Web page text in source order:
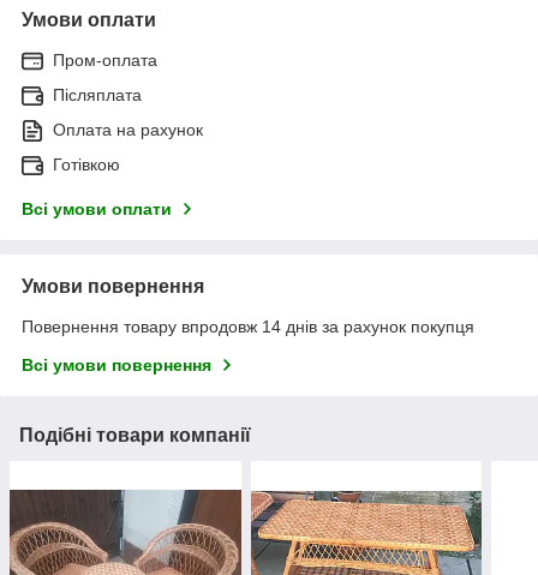
Умови оплати
Пром-оплата
Післяплата
Оплата на рахунок
Готівкою
Всі умови оплати
Умови повернення
Повернення товару впродовж 14 днів за рахунок покупця
Всі умови повернення
Подібні товари компанії